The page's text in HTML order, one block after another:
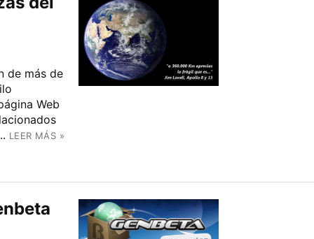
de más de
Web
LEER MÁS »